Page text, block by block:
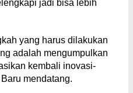
jadi bisa lebih
yang harus dilakukan
adalah mengumpulkan
kembali inovasi-
mendatang.